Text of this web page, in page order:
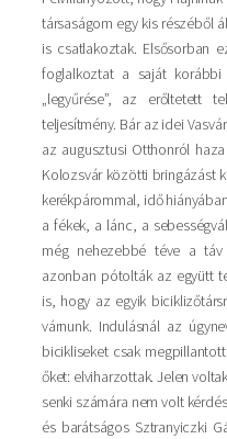
társaságom egy kis részéből
is csatlakoztak. Elsősorban
foglalkoztat a saját
„legyűrése”, az erőltetett
teljesítmény. Bár az idei
az augusztusi Otthonról
Kolozsvár közötti bringázást
kerékpárommal, idő
a fékek, a lánc, a
még nehezebbé téve a táv
azonban pótolták az együtt
is, hogy az egyik
várnunk. Indulásnál az
bicikliseket csak
őket: elviharzottak. Jelen
senki számára nem volt
és barátságos Sztranyiczki